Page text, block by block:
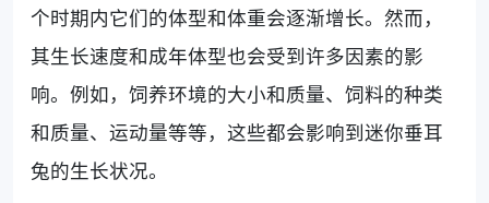
个时期内它们的体型和体重会逐渐增长。然而，
其生长速度和成年体型也会受到许多因素的影
响。例如，饲养环境的大小和质量、饲料的种类
和质量、运动量等等，这些都会影响到迷你垂耳
兔的生长状况。